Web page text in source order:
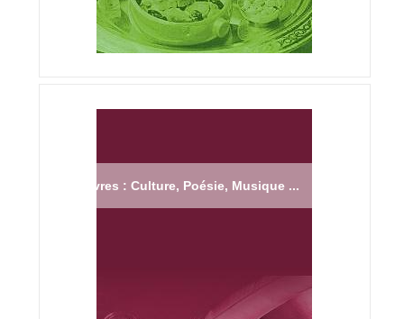
Livres : Culture, Poésie, Musique ...